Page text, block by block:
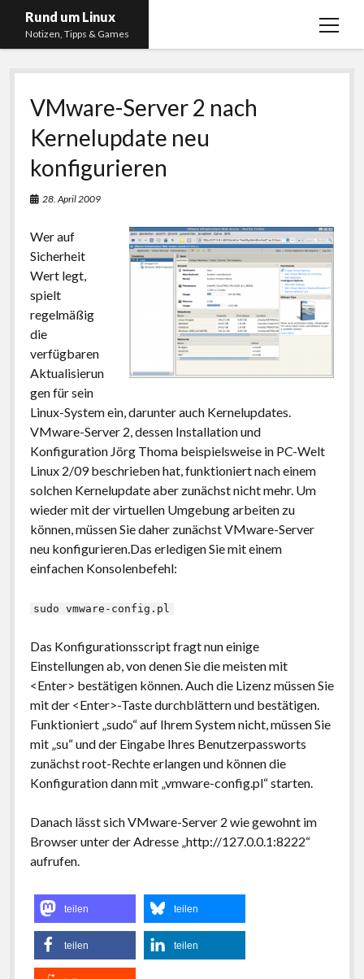
Rund um Linux
Notizen, Tipps & Games
Menü
Startseite
Linux
Gaming
RSS, Social Media, YouTube & Twitch
About
Datenschutzerklärung
twitter
VMware-Server 2 nach
Kernelupdate neu
konfigurieren
28. April 2009
Wer auf
Sicherheit
Wert legt,
spielt
regelmäßig
die
verfügbaren
Aktualisierun
gen für sein
Linux-System ein, darunter auch Kernelupdates.
VMware-Server 2, dessen Installation und
Konfiguration Jörg Thoma beispielsweise in PC-Welt
Linux 2/09 beschrieben hat, funktioniert nach einem
solchen Kernelupdate aber zunächst nicht mehr. Um
wieder mit der virtuellen Umgebung arbeiten zu
können, müssen Sie daher zunächst VMware-Server
neu konfigurieren.Das erledigen Sie mit einem
einfachen Konsolenbefehl:
sudo vmware-config.pl
Das Konfigurationsscript fragt nun einige
Einstellungen ab, von denen Sie die meisten mit
<Enter> bestätigen können. Auch die Lizenz müssen Sie
mit der <Enter>-Taste durchblättern und bestätigen.
Funktioniert „sudo“ auf Ihrem System nicht, müssen Sie
mit „su“ und der Eingabe Ihres Benutzerpassworts
zunächst root-Rechte erlangen und können die
Konfiguration dann mit „vmware-config.pl“ starten.
Danach lässt sich VMware-Server 2 wie gewohnt im
Browser unter der Adresse „http://127.0.0.1:8222“
aufrufen.
teilen teilen
teilen teilen